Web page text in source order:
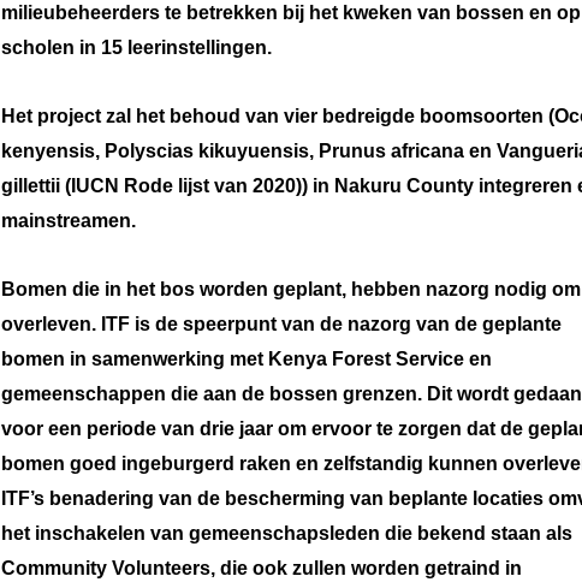
milieubeheerders te betrekken bij het kweken van bossen en op
scholen in 15 leerinstellingen.
Het project zal het behoud van vier bedreigde boomsoorten
kenyensis, Polyscias kikuyuensis, Prunus africana en
gillettii (IUCN Rode lijst van 2020)) in Nakuru County integreren
mainstreamen.
Bomen die in het bos worden geplant, hebben nazorg nodig
overleven. ITF is de speerpunt van de nazorg van de geplante
bomen in samenwerking met Kenya Forest Service en
gemeenschappen die aan de bossen grenzen. Dit wordt gedaan
voor een periode van drie jaar om ervoor te zorgen dat de
bomen goed ingeburgerd raken en zelfstandig kunnen
ITF’s benadering van de bescherming van beplante locaties
het inschakelen van gemeenschapsleden die bekend staan ​​als
Community Volunteers, die ook zullen worden getraind in